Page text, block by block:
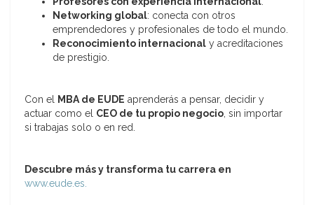
Networking global: conecta con otros
emprendedores y profesionales de todo el mundo.
Reconocimiento internacional y acreditaciones
de prestigio.
Con el MBA de EUDE aprenderás a pensar, decidir y
actuar como el CEO de tu propio negocio, sin importar
si trabajas solo o en red.
Descubre más y transforma tu carrera en
www.eude.es.